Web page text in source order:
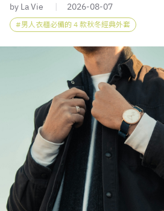
by La Vie 2026-08-07
男人衣櫃必備的 4 款秋冬經典外套